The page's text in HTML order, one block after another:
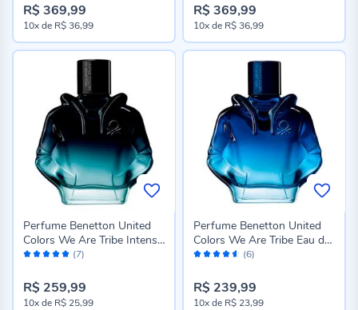
R$ 369,99
10xde R$ 36,99
R$ 369,99
10xde R$ 36,99
Avaliação: (7)
Perfume Benetton United
Colors We Are Tribe Intense
Eau de Parfum 90Ml
R$ 259,99
10xde R$ 25,99
Avaliação: (6)
Perfume Benetton United
Colors We Are Tribe Eau de
Toilette 90Ml
R$ 239,99
10xde R$ 23,99